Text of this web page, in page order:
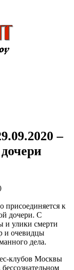
–
к
дочери. С
и улики смерти
и очевидцы
дела.
клубов Москвы